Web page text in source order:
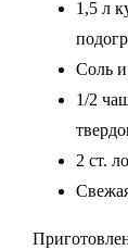
1,5 л
Соль
1/2
2 ст.